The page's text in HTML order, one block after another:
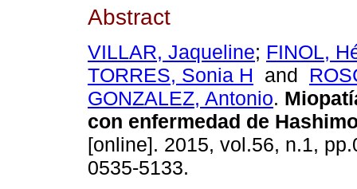
Abstract
VILLAR, Jaqueline; FINOL,
TORRES, Sonia H and
GONZALEZ, Antonio.
con enfermedad de
[online]. 2015, vol.56, n.1,
0535-5133.